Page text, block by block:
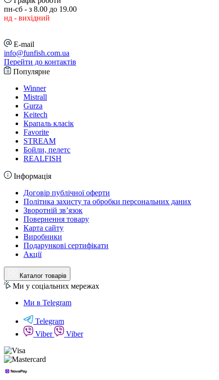
пн-сб - з 8.00 до 19.00
нд - вихідний
E-mail
info@funfish.com.ua
Перейти до контактів
Популярне
Winner
Mistrall
Gurza
Keitech
Крапаль класік
Favorite
STREAM
Бойли, пелетс
REALFISH
Інформація
Договір публічної оферти
Політика захисту та обробки персональних даних
Зворотній зв’язок
Повернення товару
Карта сайту
Виробники
Подарункові сертифікати
Акції
Каталог товарів
Ми у соціальних мережах
Ми в Telegram
Telegram
Viber
Viber